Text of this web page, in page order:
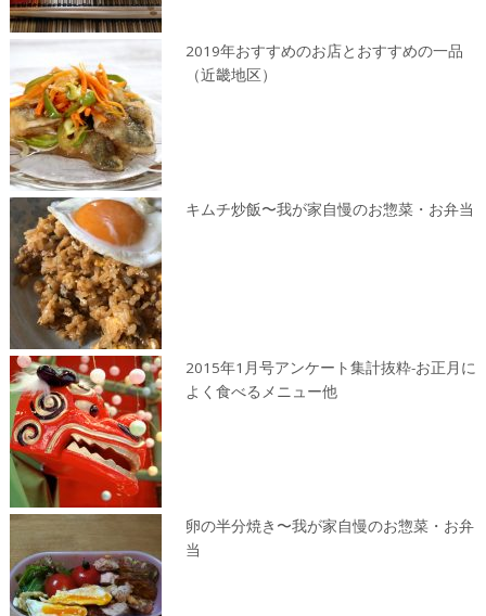
2019年おすすめのお店とおすすめの一品
（近畿地区）
キムチ炒飯〜我が家自慢のお惣菜・お弁当
2015年1月号アンケート集計抜粋-お正月に
よく食べるメニュー他
卵の半分焼き〜我が家自慢のお惣菜・お弁
当